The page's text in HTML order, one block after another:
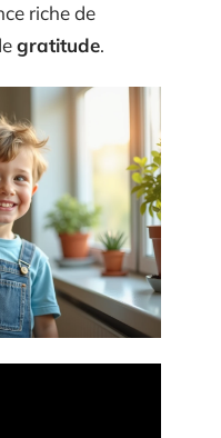
riche de
gratitude.